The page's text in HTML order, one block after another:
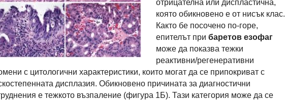
отрицателна или диспластична,
която обикновено е от нисък клас.
Както бе посочено по-горе,
епителът при баретов езофаг
може да показва тежки
реактивни/регенеративни
с цитологични характеристики, които могат да се припокриват с
дисплазия. Обикновено причината за диагностични
е тежкото възпаление (фигура 1Б). Тази категория може да се